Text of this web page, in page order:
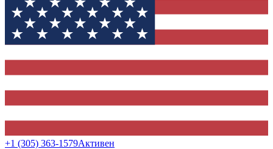
+1 (305) 363-1579Активен